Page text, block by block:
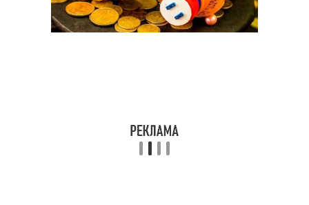
пластиковых бутылок
пластиковой бутылки